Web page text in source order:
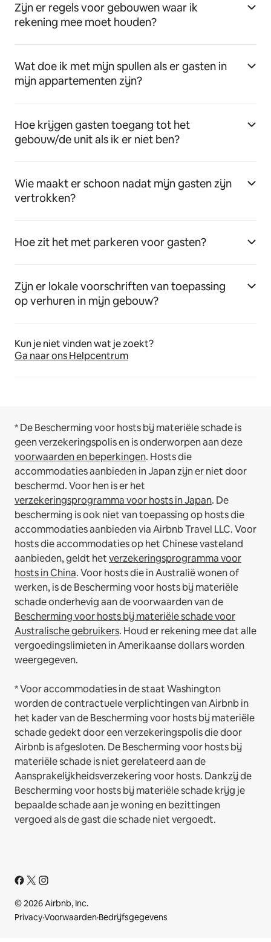
Zijn er regels voor gebouwen waar ik
rekening mee moet houden?
Wat doe ik met mijn spullen als er gasten in
mijn appartementen zijn?
Hoe krijgen gasten toegang tot het
gebouw/de unit als ik er niet ben?
Wie maakt er schoon nadat mijn gasten zijn
vertrokken?
Hoe zit het met parkeren voor gasten?
Zijn er lokale voorschriften van toepassing
op verhuren in mijn gebouw?
Kun je niet vinden wat je zoekt?
Ga naar ons Helpcentrum
* De Bescherming voor hosts bij materiële schade is
geen verzekeringspolis en is onderworpen aan deze
voorwaarden en beperkingen. Hosts die
accommodaties aanbieden in Japan zijn er niet door
beschermd. Voor hen is er het
verzekeringsprogramma voor hosts in Japan. De
bescherming is ook niet van toepassing op hosts die
accommodaties aanbieden via Airbnb Travel LLC.Voor
hosts die accommodaties op het Chinese vasteland
aanbieden, geldt hetverzekeringsprogramma voor
hosts in China.Voor hosts die in Australië wonen of
werken, is de Bescherming voor hosts bij materiële
schade onderhevig aan de voorwaarden van de
Bescherming voor hosts bij materiële schade voor
Australische gebruikers. Houd er rekening mee dat alle
vergoedingslimieten in Amerikaanse dollars worden
weergegeven.
* Voor accommodaties in de staat Washington
worden de contractuele verplichtingen van Airbnb in
het kader van de Bescherming voor hosts bij materiële
schade gedekt door een verzekeringspolis die door
Airbnb is afgesloten. De Bescherming voor hosts bij
materiële schade is niet gerelateerd aan de
Aansprakelijkheidsverzekering voor hosts. Dankzij de
Bescherming voor hosts bij materiële schade krijg je
bepaalde schade aan je woning en bezittingen
vergoed als de gast die schade niet vergoedt.
© 2026 Airbnb, Inc.
Privacy·Voorwaarden·Bedrijfsgegevens